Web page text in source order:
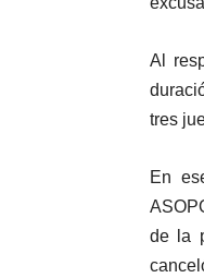
Al
tres
En
de la